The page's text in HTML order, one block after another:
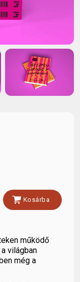
shopping_cart Kosárba
működő
világban
még a